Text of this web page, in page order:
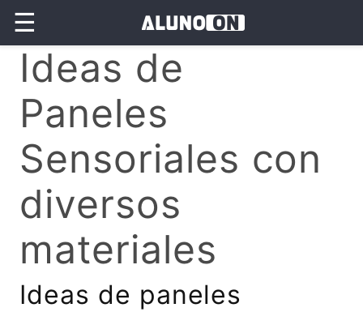
☰
Ideas de
Paneles
Sensoriales con
diversos
materiales
Ideas de paneles